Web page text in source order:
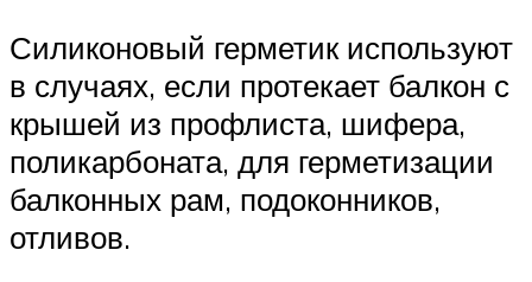
Силиконовый герметик используют
в случаях, если протекает балкон с
крышей из профлиста, шифера,
поликарбоната, для герметизации
балконных рам, подоконников,
отливов.